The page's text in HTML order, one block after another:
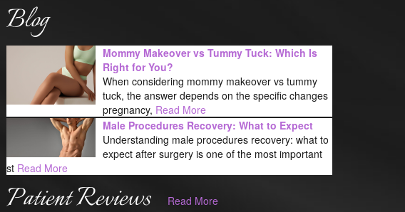
Blog
Mommy Makeover vs Tummy Tuck: Which Is
Right for You?
When considering mommy makeover vs tummy
tuck, the answer depends on the specific changes
pregnancy, Read More
Male Procedures Recovery: What to Expect
Understanding male procedures recovery: what to
expect after surgery is one of the most important
st Read More
Patient Reviews Read More